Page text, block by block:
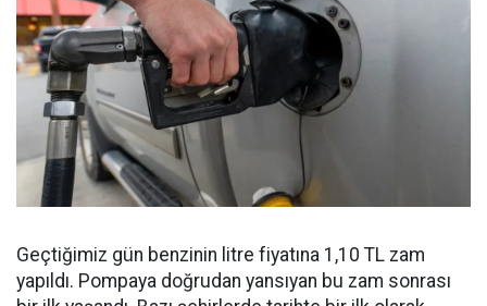
Geçtiğimiz gün benzinin litre fiyatına 1,10 TL zam
yapıldı. Pompaya doğrudan yansıyan bu zam sonrası